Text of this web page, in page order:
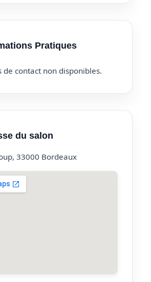
Pratiques
contact non disponibles.
du salon
33000 Bordeaux